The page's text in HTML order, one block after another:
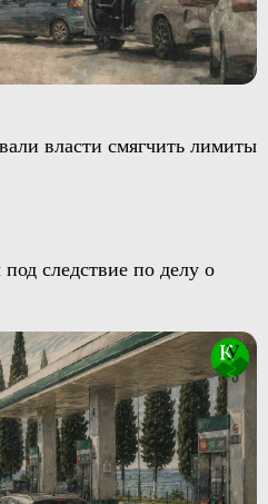
власти смягчить лимиты
следствие по делу о